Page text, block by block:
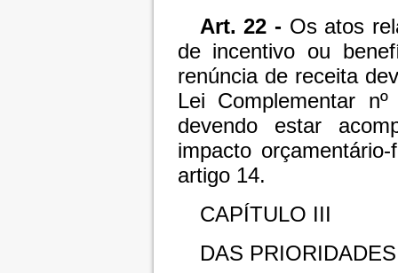
Art. 22 - Os atos
de incentivo ou
renúncia de receita
Lei Complementar
devendo estar
impacto
artigo 14.
CAPÍTULO III
DAS